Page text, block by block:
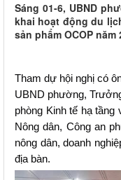
Sáng 01-6, UBND
khai hoạt động du
sản phẩm OCOP năm
Tham dự hội nghị có
UBND phường,
phòng Kinh tế hạ tầng
Nông dân, Công an
nông dân, doanh
địa bàn.